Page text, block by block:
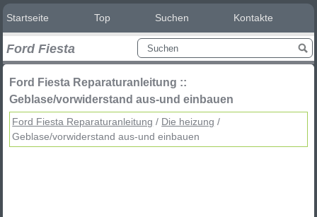
Startseite Top Suchen Kontakte
Ford Fiesta
Ford Fiesta Reparaturanleitung ::
Geblase/vorwiderstand aus-und einbauen
Ford Fiesta Reparaturanleitung / Die heizung /
Geblase/vorwiderstand aus-und einbauen